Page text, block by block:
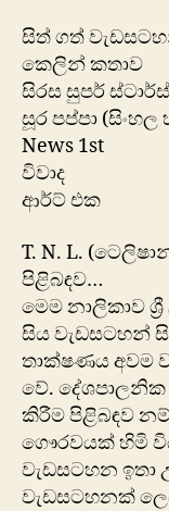
සිත් ගත්
කෙලින් කතාව
සිරස සුපර් ස්ටාර්ස්
සූර පප්පා
News 1st
විවාද
ආර්ට් එක
T. N. L.
පිළිබඳව…
මෙම නාලිකාව
සිය වැඩසටහන්
‍තාක්ෂණය අවම
වේ.
කිරීම පිළිබඳව
ගෞරවයක් හිමි
වැඩසටහන
වැඩසටහනක්